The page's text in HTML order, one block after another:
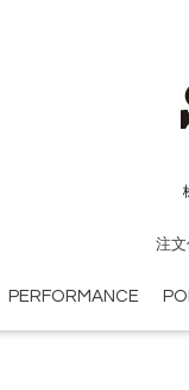
注
PERFORMANCE